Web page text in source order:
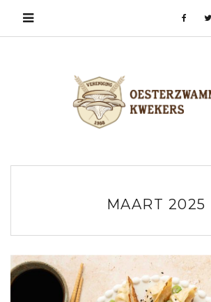
MAART 2025